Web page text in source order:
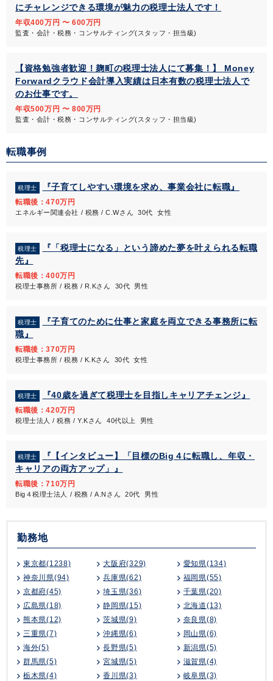
にチャレンジできる環境が魅力の税理士法人です！
年収400万円 〜 600万円
監査・会計・税務・コンサルティング(スタッフ・担当級)
【資格勉強者歓迎！麹町の税理士法人にて募集！】 Money
Forwardクラウド会計導入実績は日本有数の税理士法人で
のお仕事です。
年収500万円 〜 800万円
監査・会計・税務・コンサルティング(スタッフ・担当級)
転職事例
税理士 『子育てしやすい環境を求め、事業会社に転職』
転職後：470万円
エネルギー関連会社 / 税務 / C.Wさん 30代 女性
税理士
『「税理士になる」という諦めた夢を叶えられる転職
先』
転職後：400万円
税理士事務所 / 税務 / R.Kさん 30代 男性
税理士
『子育てのために仕事と家庭を両立できる事務所に転
職』
転職後：370万円
税理士事務所 / 税務 / K.Kさん 30代 女性
税理士 『40歳を過ぎて税理士を目指しキャリアチェンジ』
転職後：420万円
税理士法人 / 税務 / Y.Kさん 40代以上 男性
税理士
『【インタビュー】「目標のBig４に転職し、年収・
キャリアの両方アップ」』
転職後：710万円
Big４税理士法人 / 税務 / A.Nさん 20代 男性
勤務地
東京都(1238) 大阪府(329)
愛知県(134)
神奈川県(94)
兵庫県(62)
福岡県(55)
京都府(45)
埼玉県(36)
千葉県(20)
広島県(18)
静岡県(15)
北海道(13)
熊本県(12)
茨城県(9)
奈良県(8)
三重県(7)
沖縄県(6)
岡山県(6)
海外(5)
長野県(5)
新潟県(5)
群馬県(5)
宮城県(5)
滋賀県(4)
栃木県(4)
香川県(3)
岐阜県(3)